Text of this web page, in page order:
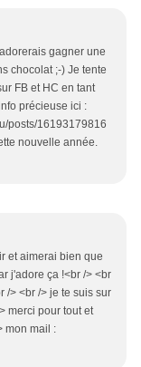
gagner une
chocolat ;-) Je tente
FB et HC en tant
précieuse ici :
posts/16193179816
nouvelle année.
et aimerai bien que
j'adore ça !<br /> <br
/> <br /> je te suis sur
merci pour tout et
mon mail :